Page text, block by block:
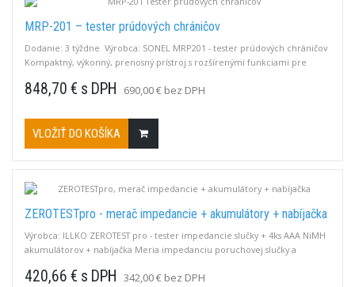
MRP-201 – tester prúdových chráničov
Dodanie: 3 týždne Výrobca: SONEL MRP201 - tester prúdových chráničov
Kompaktný, výkonný, prenosný prístroj s rozšírenými funkciami pre
30, 100, 300 a 500 mASúčasné meranie vypínacieho prúdu IA a
848,70 € s DPH 690,00 € bez DPH
VLOŽIŤ DO KOŠÍKA
ZEROTESTpro - merač impedancie + akumulátory + nabíjačka
Výrobca: ILLKO ZEROTEST pro - tester impedancie slučky + 4ks AAA NiMH
akumulátorov + nabíjačka Meria impedanciu poruchovej slučky a
Ω / 5,0 ÷ 49,9 Ω / 50 ÷ 200 Ω.
420,66 € s DPH 342,00 € bez DPH